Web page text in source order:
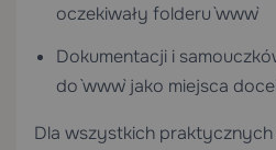
oczekiwały folderu `www`
Dokumentacji i
do `www` jako miejsca
Dla wszystkich